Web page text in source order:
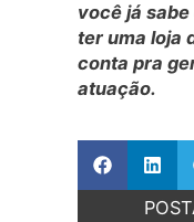
você já
ter uma loja
conta pra
atuação.